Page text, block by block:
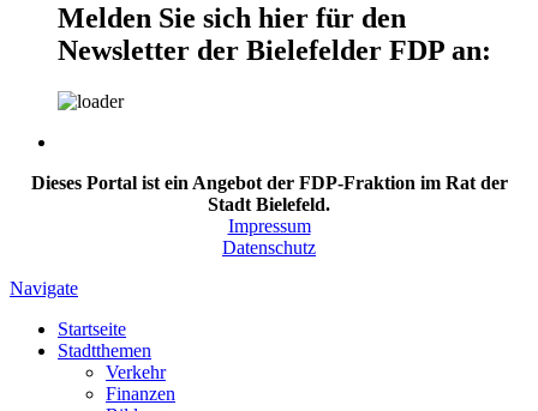
Melden Sie sich hier für den
Newsletter der Bielefelder FDP an:
Dieses Portal ist ein Angebot der FDP-Fraktion im Rat der
Stadt Bielefeld.
Impressum
Datenschutz
Navigate
Startseite
Stadtthemen
Verkehr
Finanzen